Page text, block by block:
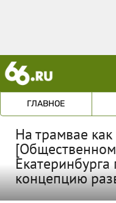
ГЛАВНОЕ
На трамвае
концепцию